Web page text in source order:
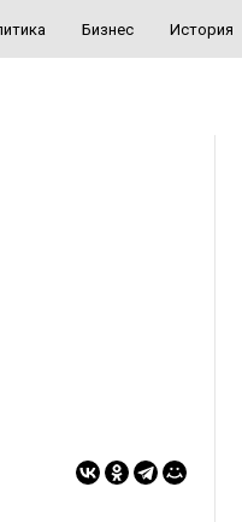
Бизнес История